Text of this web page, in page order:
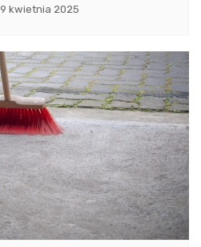
9 kwietnia 2025